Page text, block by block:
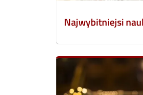
Najwybitniejsi